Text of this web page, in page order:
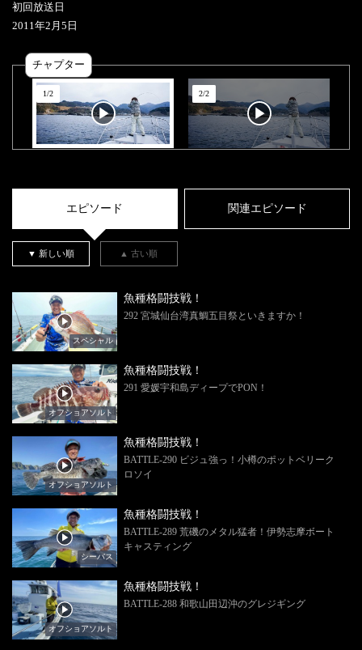
初回放送日
2011年2 月 5 日
チャプター
1/2 2/2
エピソード 関連エピソード
▼ 新しい順 ▲ 古い順
スペシャル
魚種格闘技戦！
292 宮城仙台湾真鯛五目祭といきますか！
オフショアソルト
魚種格闘技戦！
291 愛媛宇和島ディープでPON！
オフショアソルト
魚種格闘技戦！
BATTLE-290 ビジュ強っ！小樽のポットベリーク
ロソイ
シーバス
魚種格闘技戦！
BATTLE-289 荒磯のメタル猛者！伊勢志摩ボート
キャスティング
オフショアソルト
魚種格闘技戦！
BATTLE-288 和歌山田辺沖のグレジギング